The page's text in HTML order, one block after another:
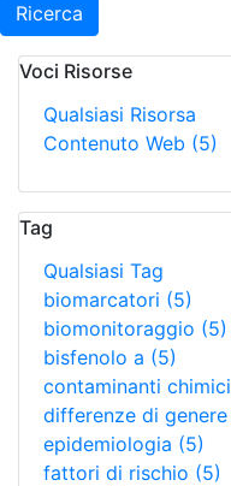
Ricerca
Voci Risorse
Qualsiasi Risorsa
Contenuto Web (5)
Tag
Qualsiasi Tag
biomarcatori (5)
biomonitoraggio (5)
bisfenolo a (5)
contaminanti chimici
differenze di genere
epidemiologia (5)
fattori di rischio (5)